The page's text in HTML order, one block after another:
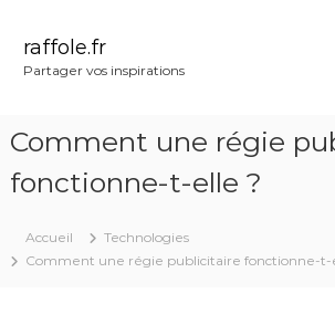
raffole.fr
Partager vos inspirations
Comment une régie
fonctionne-t-elle ?
Accueil
Technologies
Comment une régie publicitaire fonctionne-t-